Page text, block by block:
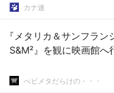
カナ速
『メタリカ＆サンフラン
S&M²』を観に映画館へ
べビメタだらけの・・・